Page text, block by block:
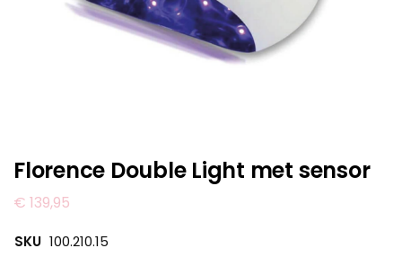
Florence Double Light met sensor
€ 139,95
SKU 100.210.15